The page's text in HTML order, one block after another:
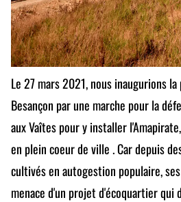
Le 27 mars 2021, nous inaugurions
Besançon par une marche pour la
aux Vaîtes pour y installer
en plein coeur de ville . Car depuis
cultivés en autogestion populaire,
menace d'un projet d'écoquartier